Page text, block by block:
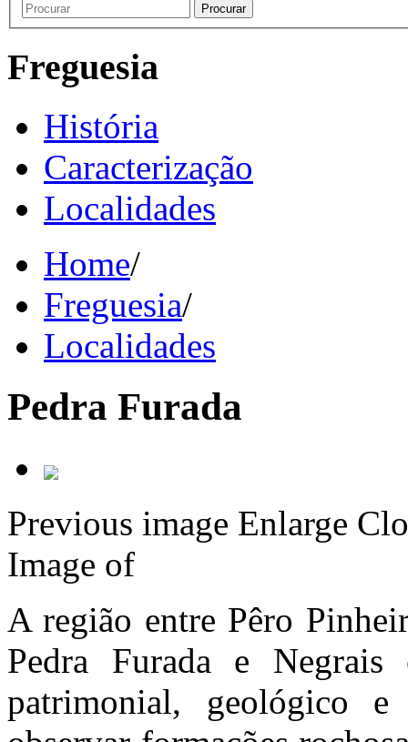
Procurar
Freguesia
História
Caracterização
Localidades
Home/
Freguesia/
Localidades
Pedra Furada
Previous image Enlarge
Image of
A região entre Pêro
Pedra Furada e
patrimonial, geológico